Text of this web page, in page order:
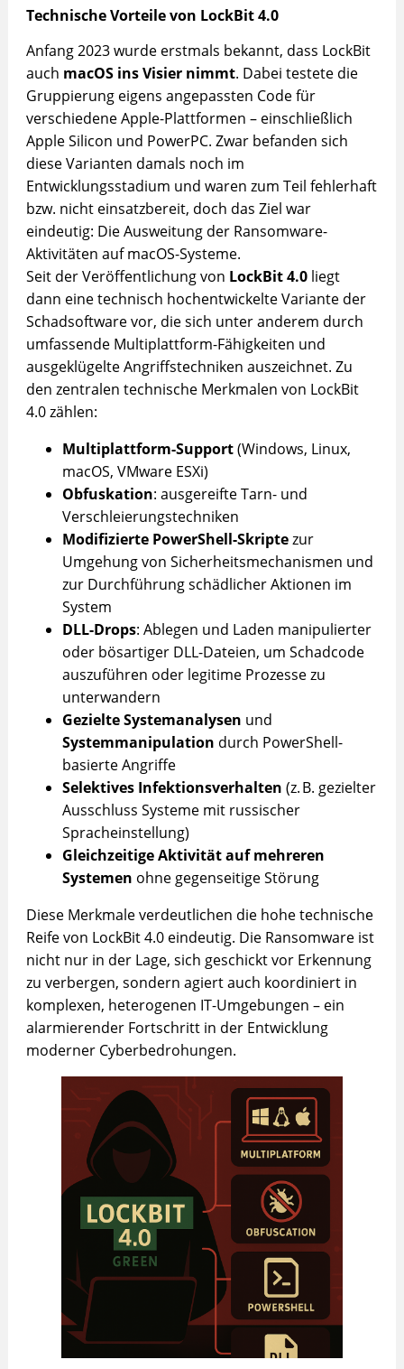
Technische Vorteile von LockBit 4.0
Anfang 2023 wurde erstmals bekannt, dass LockBit
auch macOS ins Visier nimmt. Dabei testete die
Gruppierung eigens angepassten Code für
verschiedene Apple-Plattformen – einschließlich
Apple Silicon und PowerPC. Zwar befanden sich
diese Varianten damals noch im
Entwicklungsstadium und waren zum Teil fehlerhaft
bzw. nicht einsatzbereit, doch das Ziel war
eindeutig: Die Ausweitung der Ransomware-
Aktivitäten auf macOS-Systeme.
Seit der Veröffentlichung von LockBit 4.0liegt
dann eine technisch hochentwickelte Variante der
Schadsoftware vor, die sich unter anderem durch
umfassende Multiplattform-Fähigkeiten und
ausgeklügelte Angriffstechniken auszeichnet. Zu
den zentralen technische Merkmalen von LockBit
4.0 zählen:
Multiplattform-Support(Windows, Linux,
macOS, VMware ESXi)
Obfuskation: ausgereifte Tarn- und
Verschleierungstechniken
Modifizierte PowerShell-Skriptezur
Umgehung von Sicherheitsmechanismen und
zur Durchführung schädlicher Aktionen im
System
DLL-Drops: Ablegen und Laden manipulierter
oder bösartiger DLL-Dateien, um Schadcode
auszuführen oder legitime Prozesse zu
unterwandern
Gezielte Systemanalysen und
Systemmanipulation durch PowerShell-
basierte Angriffe
Selektives Infektionsverhalten (z. B. gezielter
Ausschluss Systeme mit russischer
Spracheinstellung)
Gleichzeitige Aktivität auf mehreren
Systemen ohne gegenseitige Störung
Diese Merkmale verdeutlichen die hohe technische
Reife von LockBit 4.0 eindeutig. Die Ransomware ist
nicht nur in der Lage, sich geschickt vor Erkennung
zu verbergen, sondern agiert auch koordiniert in
komplexen, heterogenen IT-Umgebungen – ein
alarmierender Fortschritt in der Entwicklung
moderner Cyberbedrohungen.